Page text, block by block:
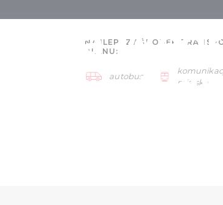
- 3
NAJLEPSZY ŚRODEK
PLANU:
autobus
miejska